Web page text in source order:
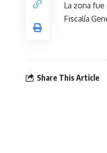
La zona
Fiscalía
Share This Article